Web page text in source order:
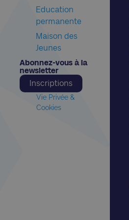
Education
permanente
Maison des
Jeunes
Abonnez-vous à la
newsletter​
Inscriptions
Vie Privée &
Cookies